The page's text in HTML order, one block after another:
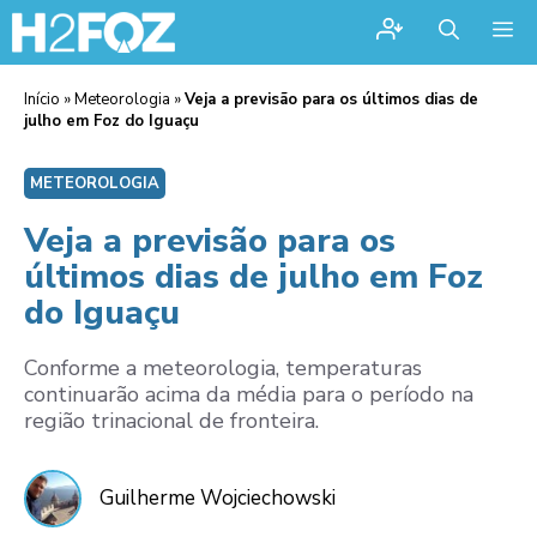
Início »Meteorologia »Veja a previsão para os últimos dias de
julho em Foz do Iguaçu
METEOROLOGIA
Veja a previsão para os
últimos dias de julho em Foz
do Iguaçu
Conforme a meteorologia, temperaturas
continuarão acima da média para o período na
região trinacional de fronteira.
Guilherme Wojciechowski